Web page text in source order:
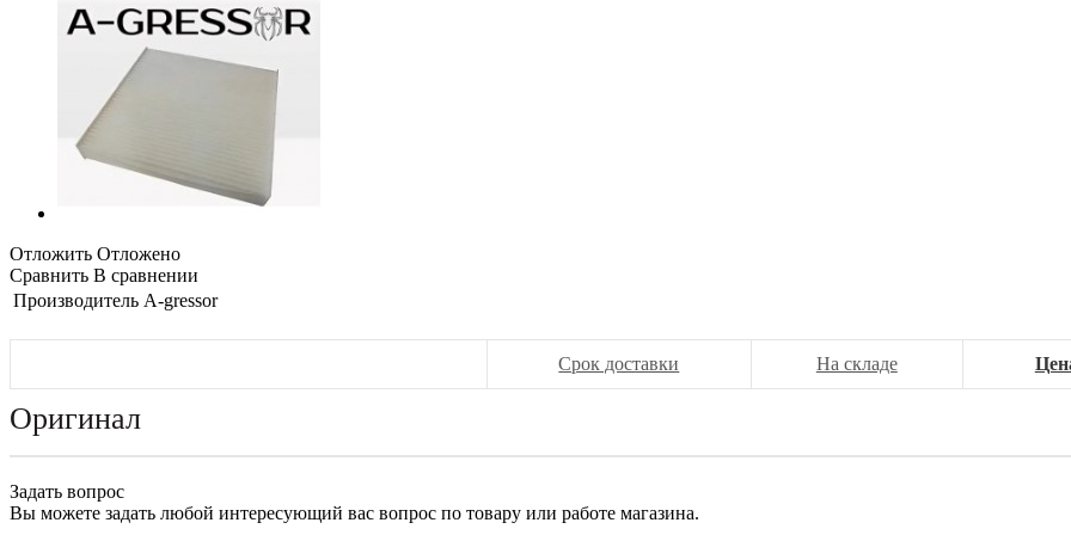
Отложить Отложено
Сравнить В сравнении
Производитель A-gressor
Срок доставки На складе
Оригинал
Задать вопрос
Вы можете задать любой интересующий вас вопрос по товару или работе магазина.